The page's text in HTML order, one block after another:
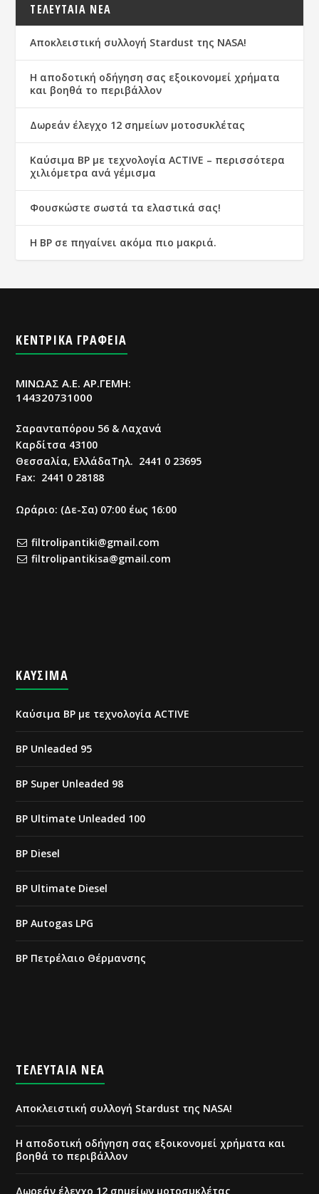
ΤΕΛΕΥΤΑΙΑ ΝΕΑ
Αποκλειστική συλλογή Stardust της NASA!
Η αποδοτική οδήγηση σας εξοικονομεί χρήματα
και βοηθά το περιβάλλον
Δωρεάν έλεγχο 12 σημείων μοτοσυκλέτας
Καύσιμα ΒΡ με τεχνολογία ACTIVE – περισσότερα
χιλιόμετρα ανά γέμισμα
Φουσκώστε σωστά τα ελαστικά σας!
Η BP σε πηγαίνει ακόμα πιο μακριά.
ΚΕΝΤΡΙΚΑ ΓΡΑΦΕΙΑ
ΜΙΝΩΑΣ Α.Ε. ΑΡ.ΓΕΜΗ:
144320731000
Σαρανταπόρου 56 & Λαχανά
Καρδίτσα 43100
Θεσσαλία, ΕλλάδαΤηλ. 2441 0 23695
Fax: 2441 0 28188
Ωράριο: (Δε-Σα) 07:00 έως 16:00
filtrolipantiki@gmail.com
filtrolipantikisa@gmail.com
ΚΑΥΣΙΜΑ
Καύσιμα BP με τεχνολογία ACTIVE
BP Unleaded 95
BP Super Unleaded 98
BP Ultimate Unleaded 100
BP Diesel
BP Ultimate Diesel
BP Autogas LPG
BP Πετρέλαιο Θέρμανσης
ΤΕΛΕΥΤΑΙΑ ΝΕΑ
Αποκλειστική συλλογή Stardust της NASA!
Η αποδοτική οδήγηση σας εξοικονομεί χρήματα και
βοηθά το περιβάλλον
Δωρεάν έλεγχο 12 σημείων μοτοσυκλέτας